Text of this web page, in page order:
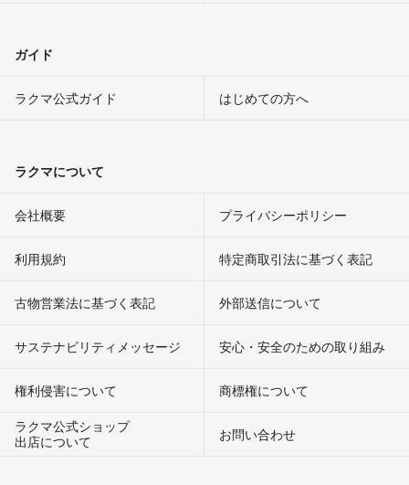
ガイド
ラクマ公式ガイド はじめての方へ
ラクマについて
会社概要 プライバシーポリシー
利用規約 特定商取引法に基づく表記
古物営業法に基づく表記 外部送信について
サステナビリティメッセージ 安心・安全のための取り組み
権利侵害について
商標権について
ラクマ公式ショップ
出店について
お問い合わせ